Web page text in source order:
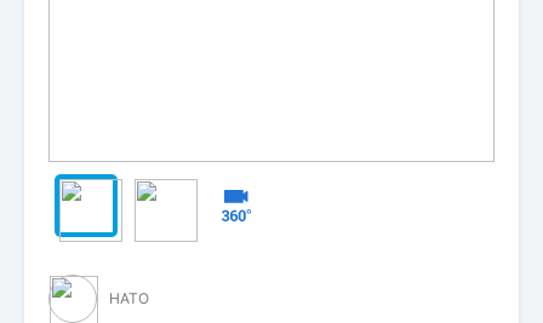
HATO